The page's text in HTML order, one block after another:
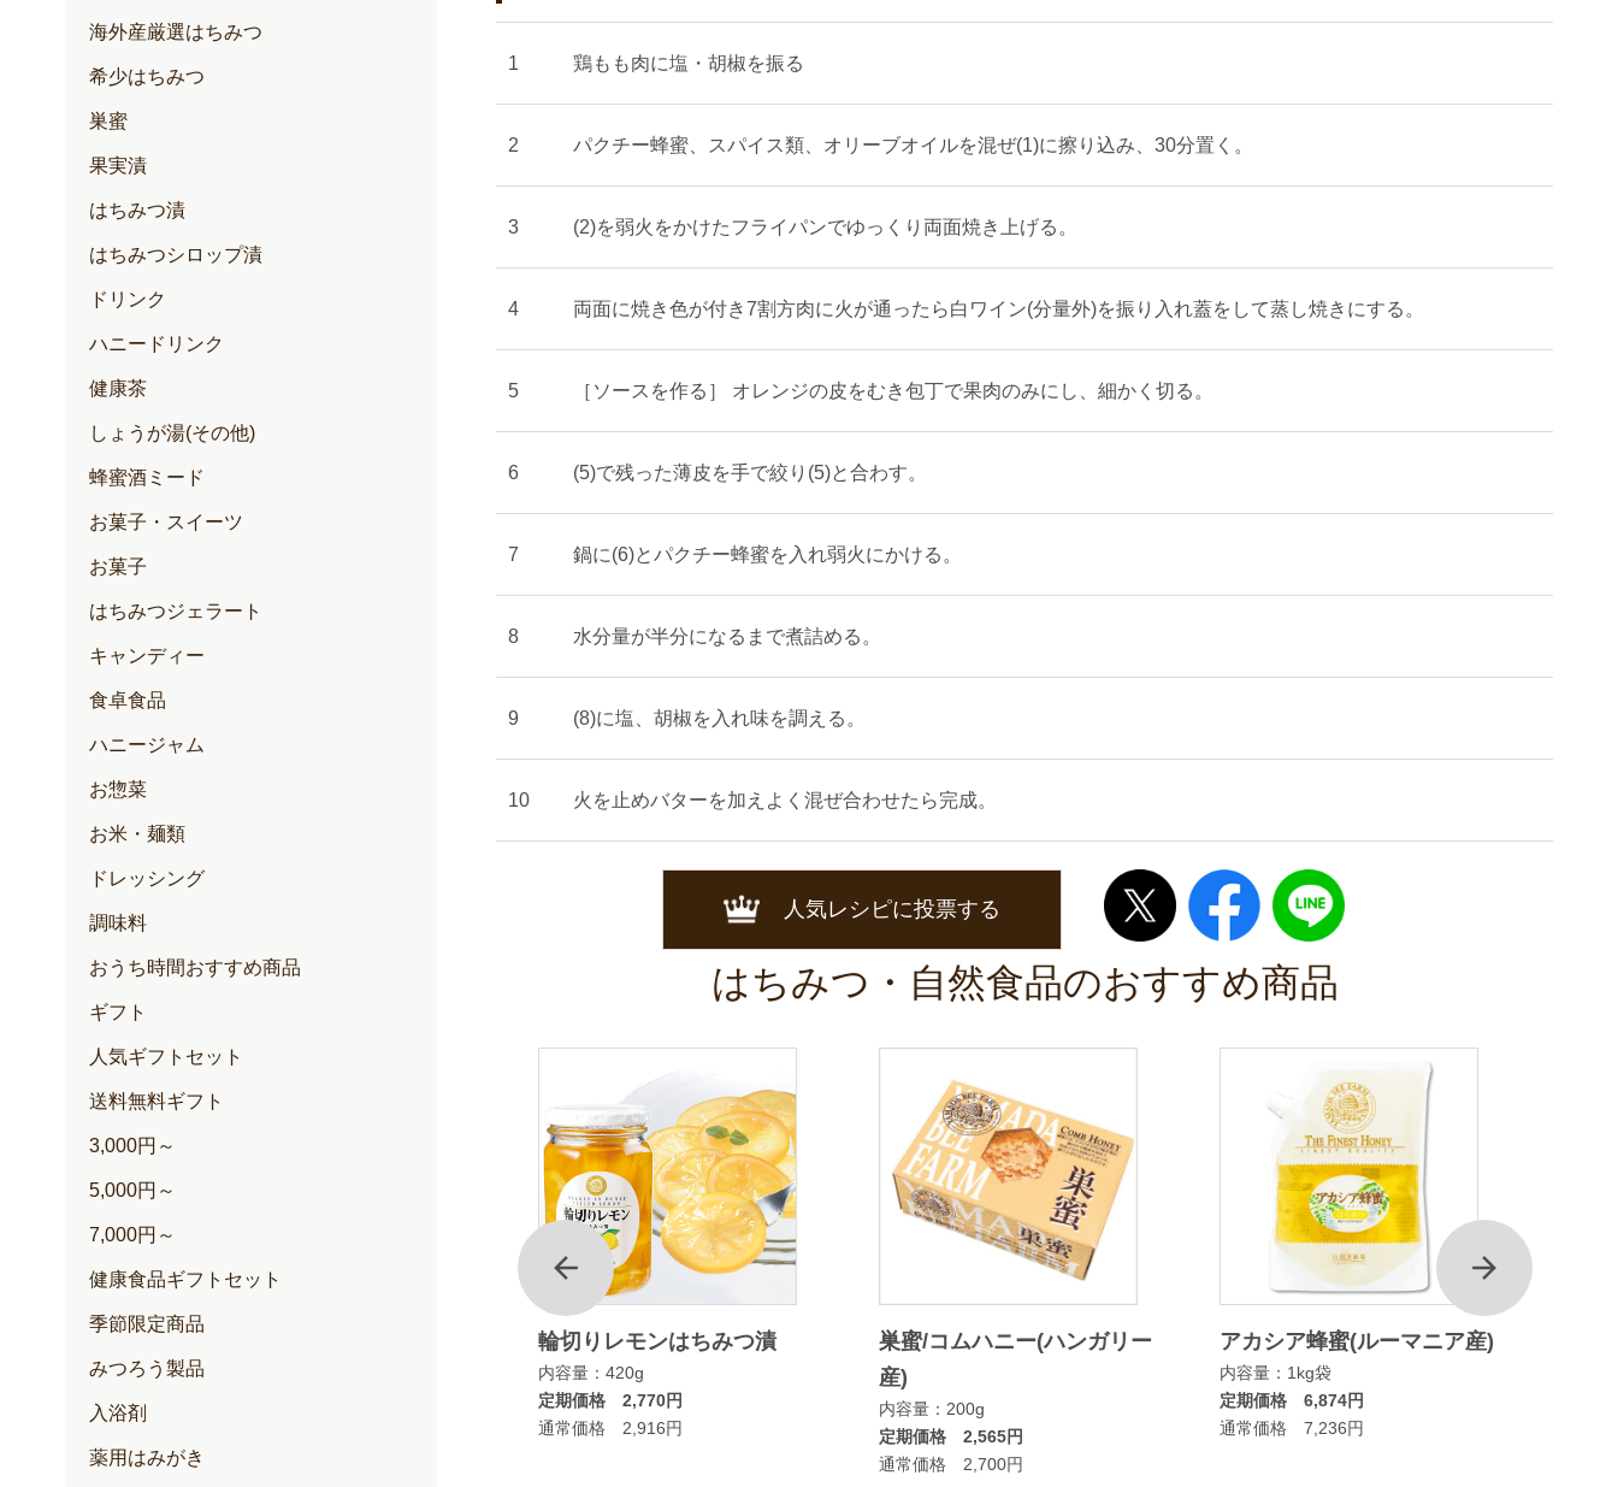
鶏もも肉に塩・胡椒を振る
パクチー蜂蜜、スパイス類、オリーブオイルを混ぜ(1)に擦り込み、30分置く。
(2)を弱火をかけたフライパンでゆっくり両面焼き上げる。
両面に焼き色が付き7割方肉に火が通ったら白ワイン(分量外)を振り入れ蓋をして蒸し焼きにする。
［ソースを作る］ オレンジの皮をむき包丁で果肉のみにし、細かく切る。
(5)で残った薄皮を手で絞り(5)と合わす。
鍋に(6)とパクチー蜂蜜を入れ弱火にかける。
水分量が半分になるまで煮詰める。
(8)に塩、胡椒を入れ味を調える。
火を止めバターを加えよく混ぜ合わせたら完成。
人気レシピに投票する
はちみつ・自然食品のおすすめ商品
前
100+(クリー
内容量：500ml入
輪切りレモンはちみつ漬
内容量：420g
定期価格 2,770円
通常価格 2,916円
巣蜜/コムハニー(ハンガリー
産)
内容量：200g
定期価格 2,565円
通常価格 2,700円
アカシア蜂蜜(ルーマニア産)
内容量：1kg袋
定期価格 6,874円
通常価格 7,236円
次
4月
5月
6月
7月
海外産厳選はちみつ
希少はちみつ
巣蜜
果実漬
はちみつ漬
はちみつシロップ漬
ドリンク
ハニードリンク
健康茶
しょうが湯(その他)
蜂蜜酒ミード
お菓子・スイーツ
お菓子
はちみつジェラート
キャンディー
食卓食品
ハニージャム
お惣菜
お米・麺類
ドレッシング
調味料
おうち時間おすすめ商品
ギフト
人気ギフトセット
送料無料ギフト
3,000円～
5,000円～
7,000円～
健康食品ギフトセット
季節限定商品
みつろう製品
入浴剤
薬用はみがき